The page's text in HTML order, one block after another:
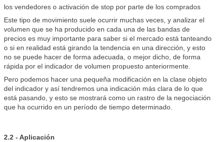
los vendedores o activación de stop por parte de los comprados
Este tipo de movimiento suele ocurrir muchas veces, y analizar el
volumen que se ha producido en cada una de las bandas de
precios es muy importante para saber si el mercado está tanteando
o si en realidad está girando la tendencia en una dirección, y esto
no se puede hacer de forma adecuada, o mejor dicho, de forma
rápida por el indicador de volumen propuesto anteriormente.
Pero podemos hacer una pequeña modificación en la clase objeto
del indicador y así tendremos una indicación más clara de lo que
está pasando, y esto se mostrará como un rastro de la negociación
que ha ocurrido en un período de tiempo determinado.
2.2 - Aplicación